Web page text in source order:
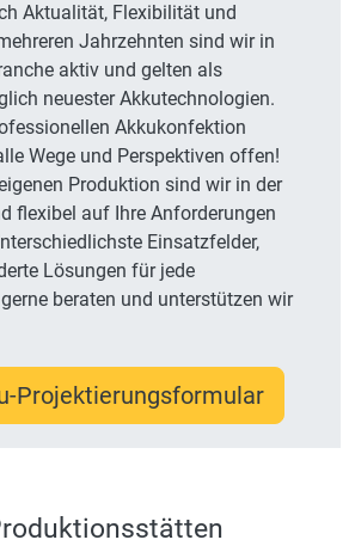
Aktualität, Flexibilität und
Jahrzehnten sind wir in
aktiv und gelten als
neuester Akkutechnologien.
Akkukonfektion
Wege und Perspektiven offen!
Produktion sind wir in der
flexibel auf Ihre Anforderungen
Einsatzfelder,
Lösungen für jede
beraten und unterstützen wir
Projektierungsformular